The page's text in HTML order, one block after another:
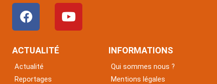
F
a
c
e
o
Y
o
u
ACTUALITÉ
Actualité
Reportages
INFORMATIONS
Qui sommes nous ?
Mentions légales